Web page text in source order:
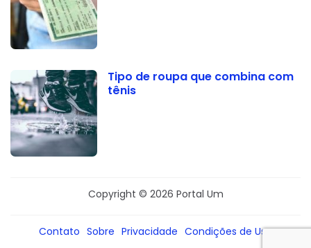
Tipo de roupa que combina com
tênis
Copyright © 2026 Portal Um
Contato Sobre Privacidade Condições de Uso